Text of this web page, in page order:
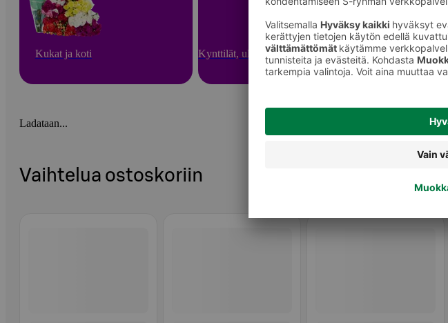
Kukat ja koti Kynttilät, ulkotulet ja huonetuoksut Sisäkynttilät
Ladataan...
Vaihtelua ostoskoriin